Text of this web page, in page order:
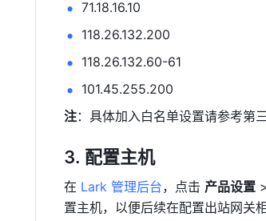
71.18.16.10
118.26.132.200
118.26.132.60-61
101.45.255.200
注：具体加入白名单设置请参考第
配置主机
在 Lark 管理后台，点击 产品设置 >
置主机，以便后续在配置出站网关